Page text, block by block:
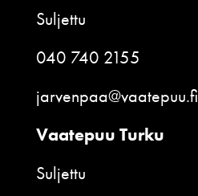
Suljettu
040 740 2155
jarvenpaa@vaatepuu.fi
Vaatepuu Turku
Suljettu